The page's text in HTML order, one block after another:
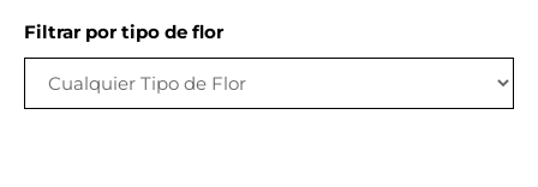
Filtrar por tipo de flor